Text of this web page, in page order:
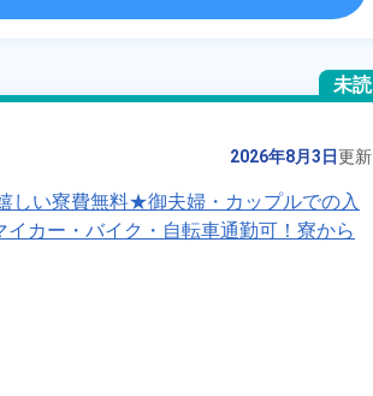
未読
2026年8月3日更新
しい寮費無料★御夫婦・カップルでの入
カー・バイク・自転車通勤可！寮から
川市》